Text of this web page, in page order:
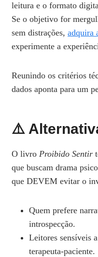
leitura e o formato
Se o objetivo for
sem distrações, adquira
experimente a
Reunindo os critérios
dados aponta para um
⚠️
O livro Proibido Sentir
que buscam drama
que DEVEM evitar o
Quem prefere
introspecção.
Leitores sensíveis
terapeuta‑paciente.